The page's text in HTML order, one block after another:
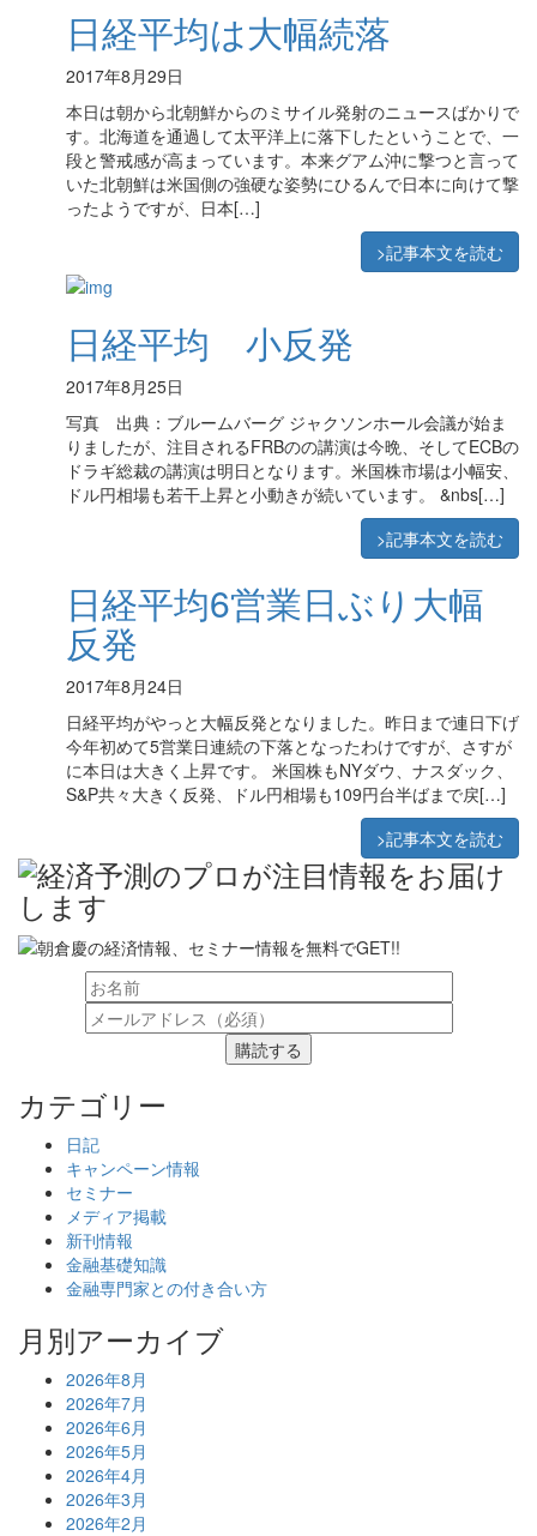
日経平均は大幅続落
2017年8月29日
本日は朝から北朝鮮からのミサイル発射のニュースばかりで
す。北海道を通過して太平洋上に落下したということで、一
段と警戒感が高まっています。本来グアム沖に撃つと言って
いた北朝鮮は米国側の強硬な姿勢にひるんで日本に向けて撃
ったようですが、日本[…]
>記事本文を読む
日経平均 小反発
2017年8月25日
写真 出典：ブルームバーグ ジャクソンホール会議が始ま
りましたが、注目されるFRBのの講演は今晩、そしてECBの
ドラギ総裁の講演は明日となります。米国株市場は小幅安、
ドル円相場も若干上昇と小動きが続いています。 &nbs[…]
>記事本文を読む
日経平均6営業日ぶり大幅
反発
2017年8月24日
日経平均がやっと大幅反発となりました。昨日まで連日下げ
今年初めて5営業日連続の下落となったわけですが、さすが
に本日は大きく上昇です。 米国株もNYダウ、ナスダック、
S&P共々大きく反発、ドル円相場も109円台半ばまで戻[…]
>記事本文を読む
購読する
カテゴリー
日記
キャンペーン情報
セミナー
メディア掲載
新刊情報
金融基礎知識
金融専門家との付き合い方
月別アーカイブ
2026年8月
2026年7月
2026年6月
2026年5月
2026年4月
2026年3月
2026年2月